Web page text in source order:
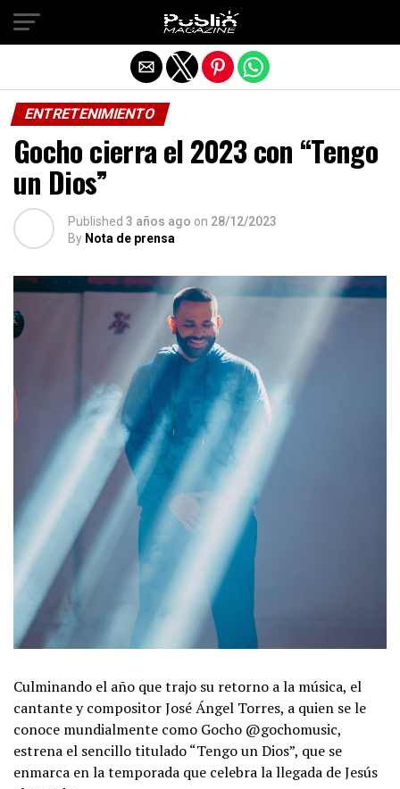
ENTRETENIMIENTO
Gocho cierra el 2023 con “Tengo
un Dios”
Published 3 años ago on 28/12/2023
By Nota de prensa
Culminando el año que trajo su retorno a la música, el
cantante y compositor José Ángel Torres, a quien se le
conoce mundialmente como Gocho @gochomusic,
estrena el sencillo titulado “Tengo un Dios”, que se
enmarca en la temporada que celebra la llegada de Jesús
Salir de la versión móvil